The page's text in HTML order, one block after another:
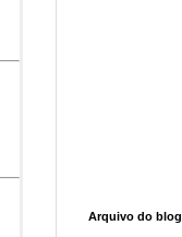
Arquivo do blog